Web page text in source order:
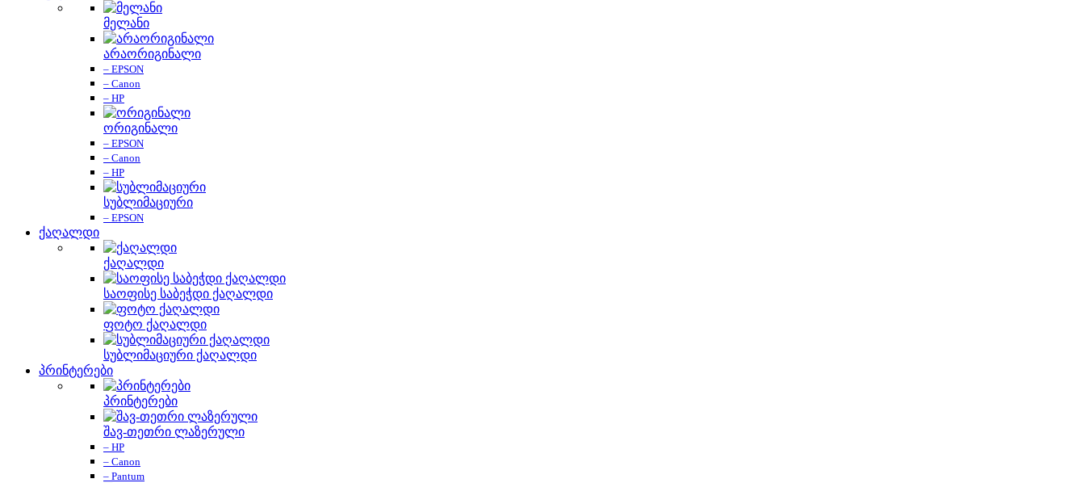
მელანი
არაორიგინალი
– EPSON
– Canon
– HP
ორიგინალი
– EPSON
– Canon
– HP
სუბლიმაციური
– EPSON
ქაღალდი
ქაღალდი
საოფისე საბეჭდი ქაღალდი
ფოტო ქაღალდი
სუბლიმაციური ქაღალდი
პრინტერები
პრინტერები
შავ-თეთრი ლაზერული
– HP
– Canon
– Pantum